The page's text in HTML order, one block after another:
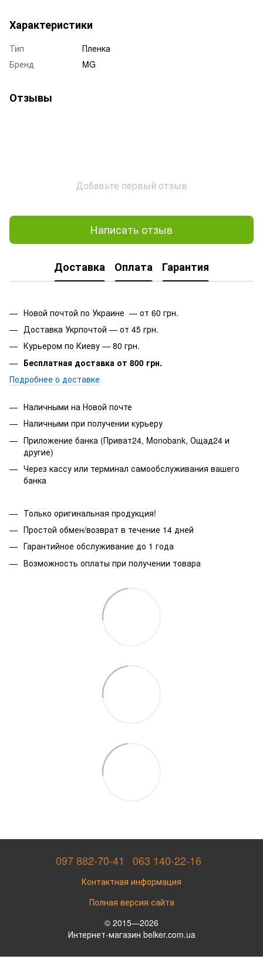
Характеристики
Тип
Пленка
Бренд
MG
Отзывы
Добавьте первый отзыв
Написать отзыв
Доставка Оплата Гарантия
Новой почтой по Украине — от 60 грн.
Доставка Укрпочтой — от 45 грн.
Курьером по Киеву — 80 грн.
Бесплатная доставка от 800 грн.
Подробнее о доставке
Наличными на Новой почте
Наличными при получении курьеру
Приложение банка (Приват24, Monobank, Ощад24 и
другие)
Через кассу или терминал самообслуживания вашего
банка
Только оригинальная продукция!
Простой обмен/возврат в течение 14 дней
Гарантийное обслуживание до 1 года
Возможность оплаты при получении товара
097 882-70-41 063 140-22-16
Контактная информация
Полная версия сайта
© 2015—2026
Интернет-магазин belker.com.ua